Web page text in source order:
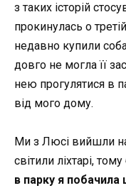
з таких історій
прокинулась о
недавно купили
довго не могла її
нею прогулятися в
від мого дому.
Ми з Люсі вийшли
світили ліхтарі,
в парку я побачила